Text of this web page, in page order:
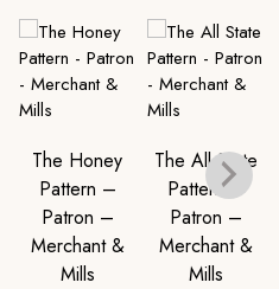
The Honey
Pattern –
Patron –
Merchant &
Mills
The All State
Pattern –
Patron –
Merchant &
Mills